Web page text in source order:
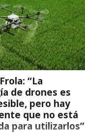
“La
de drones es
pero hay
que no está
para utilizarlos”